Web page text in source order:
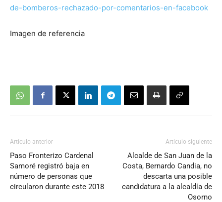
de-bomberos-rechazado-por-comentarios-en-facebook
Imagen de referencia
Artículo anterior
Paso Fronterizo Cardenal
Samoré registró baja en
número de personas que
circularon durante este 2018
Artículo siguiente
Alcalde de San Juan de la
Costa, Bernardo Candia, no
descarta una posible
candidatura a la alcaldía de
Osorno